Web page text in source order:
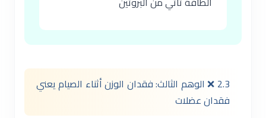
2.3 ❌ الوهم الثالث: فقدان الوزن أثناء الصيام يعني
فقدان عضلات